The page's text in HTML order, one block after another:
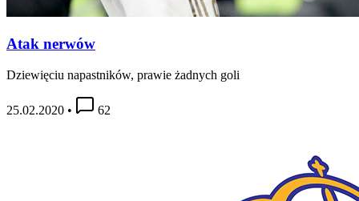
Atak nerwów
Dziewięciu napastników, prawie żadnych goli
25.02.2020 • 62